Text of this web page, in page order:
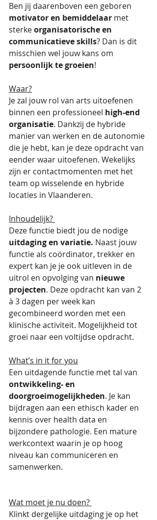
Ben jij daarenboven een geboren
motivator en bemiddelaar met
sterke organisatorische en
communicatieve skills? Dan is dit
misschien wel jouw kans om
persoonlijk te groeien!
Waar?
Je zal jouw rol van arts uitoefenen
binnen een professioneel high-end
organisatie. Dankzij de hybride
manier van werken en de autonomie
die je hebt, kan je deze opdracht van
eender waar uitoefenen. Wekelijks
zijn er contactmomenten met het
team op wisselende en hybride
locaties in Vlaanderen.
Inhoudelijk?
Deze functie biedt jou de nodige
uitdaging en variatie. Naast jouw
functie als coördinator, trekker en
expert kan je je ook uitleven in de
uitrol en opvolging van nieuwe
projecten. Deze opdracht kan van 2
à 3 dagen per week kan
gecombineerd worden met een
klinische activiteit. Mogelijkheid tot
groei naar een voltijdse opdracht.
What’s in it for you
Een uitdagende functie met tal van
ontwikkeling- en
doorgroeimogelijkheden. Je kan
bijdragen aan een ethisch kader en
kennis over health data en
bijzondere pathologie. Een mature
werkcontext waarin je op hoog
niveau kan communiceren en
samenwerken.
Wat moet je nu doen?
Klinkt dergelijke uitdaging je op het